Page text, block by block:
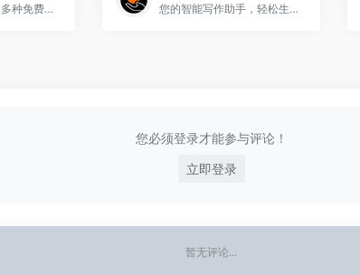
Writify.AI提供200多种免费AI写作工具，助您轻松生成内容 您的智能写作助手，轻松生成高质量文案，提升创作效率
您必须登录才能参与评论！
立即登录
暂无评论...